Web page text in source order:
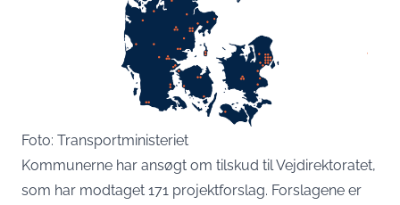
Foto: Transportministeriet
Kommunerne har ansøgt om tilskud til Vejdirektoratet,
som har modtaget 171 projektforslag. Forslagene er